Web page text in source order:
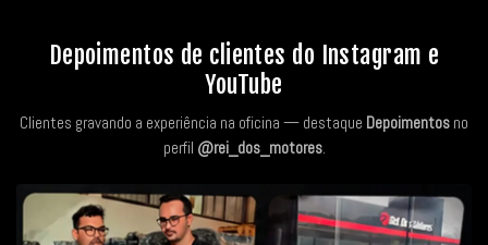
Depoimentos de clientes do Instagram e
YouTube
Clientes gravando a experiência na oficina — destaque Depoimentos no
perfil @rei_dos_motores.